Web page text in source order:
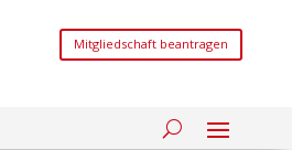
Mitgliedschaft beantragen